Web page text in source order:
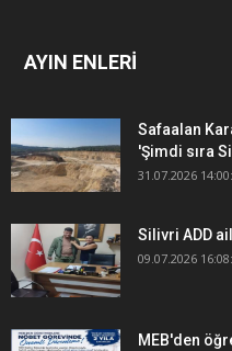
AYIN ENLERİ
Safaalan
'Şimdi sıra
31.07.2026
Silivri ADD
09.07.2026
MEB'den